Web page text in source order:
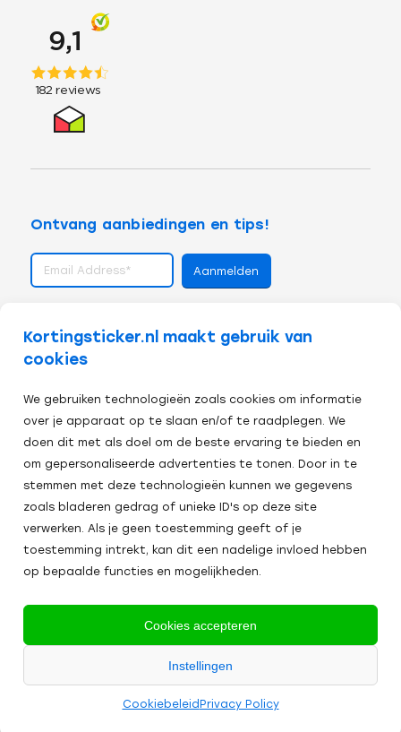
Kortingsticker.nl maakt gebruik van
cookies
We gebruiken technologieën zoals cookies om informatie
over je apparaat op te slaan en/of te raadplegen. We
doen dit met als doel om de beste ervaring te bieden en
om gepersonaliseerde advertenties te tonen. Door in te
stemmen met deze technologieën kunnen we gegevens
zoals bladeren gedrag of unieke ID's op deze site
verwerken. Als je geen toestemming geeft of je
toestemming intrekt, kan dit een nadelige invloed hebben
op bepaalde functies en mogelijkheden.
Cookies accepteren
Instellingen
Cookiebeleid Privacy Policy
Ontvang aanbiedingen en tips!